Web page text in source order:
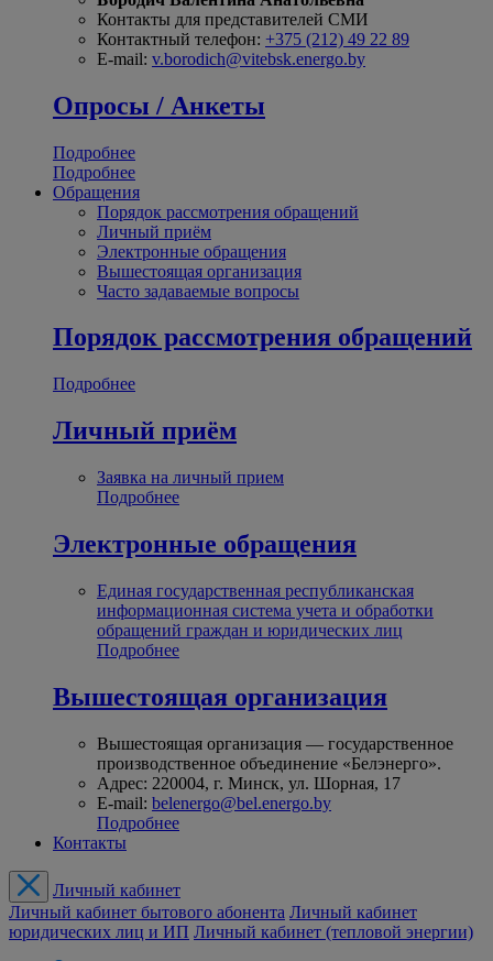
Контакты для представителей СМИ
Контактный телефон: +375 (212) 49 22 89
E-mail: v.borodich@vitebsk.energo.by
Опросы / Анкеты
Подробнее
Подробнее
Обращения
Порядок рассмотрения обращений
Личный приём
Электронные обращения
Вышестоящая организация
Часто задаваемые вопросы
Порядок рассмотрения обращений
Подробнее
Личный приём
Заявка на личный прием
Подробнее
Электронные обращения
Единая государственная республиканская
информационная система учета и обработки
обращений граждан и юридических лиц
Подробнее
Вышестоящая организация
Вышестоящая организация — государственное
производственное объединение «Белэнерго».
Адрес: 220004, г. Минск, ул. Шорная, 17
E-mail: belenergo@bel.energo.by
Подробнее
Контакты
Личный кабинет
Личный кабинет бытового абонента Личный кабинет
юридических лиц и ИП Личный кабинет (тепловой энергии)